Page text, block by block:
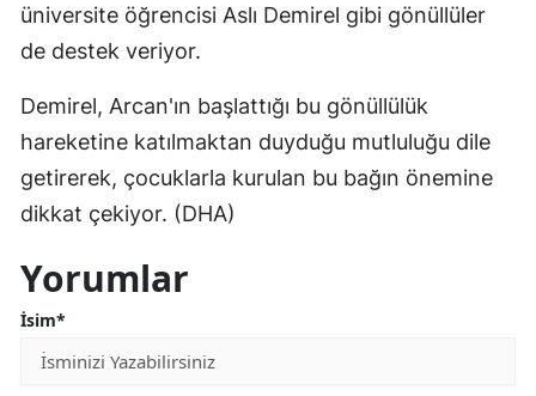
üniversite öğrencisi Aslı Demirel gibi gönüllüler
de destek veriyor.
Demirel, Arcan'ın başlattığı bu gönüllülük
hareketine katılmaktan duyduğu mutluluğu dile
getirerek, çocuklarla kurulan bu bağın önemine
dikkat çekiyor. (DHA)
Yorumlar
İsim*